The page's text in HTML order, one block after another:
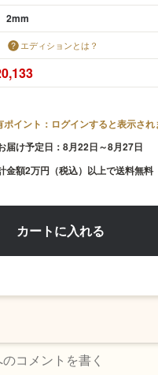
2mm
エディションとは？
ポイント：ログインすると表示され
届け予定日：8月22日～8月27日
金額2万円（税込）以上で送料無料